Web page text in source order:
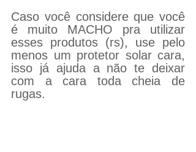
Caso você considere que você
é muito MACHO pra utilizar
esses produtos (rs), use pelo
menos um protetor solar cara,
isso já ajuda a não te deixar
com a cara toda cheia de
rugas.